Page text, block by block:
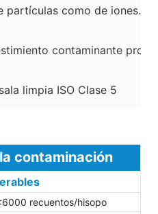
partículas como de iones.
contaminante
limpia ISO Clase 5
contaminación
recuentos/hisopo